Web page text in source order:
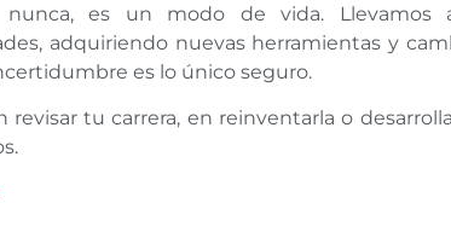
es un modo de vida. Llevamos
adquiriendo nuevas herramientas y
es lo único seguro.
revisar tu carrera, en reinventarla o